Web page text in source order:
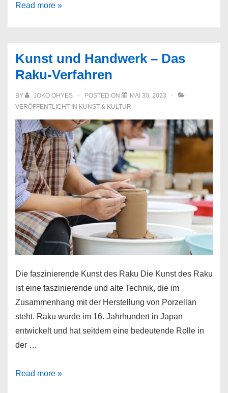
Kunst
Reise
durch
Kreativität
Read more »
Kunst und Handwerk – Das
Raku-Verfahren
BY JOKO OHYES POSTED ON
MAI 30, 2023
VERÖFFENTLICHT IN KUNST & KULTUR
Die faszinierende Kunst des Raku Die Kunst des Raku
ist eine faszinierende und alte Technik, die im
Zusammenhang mit der Herstellung von Porzellan
steht. Raku wurde im 16. Jahrhundert in Japan
entwickelt und hat seitdem eine bedeutende Rolle in
der …
Kunst
Read more »